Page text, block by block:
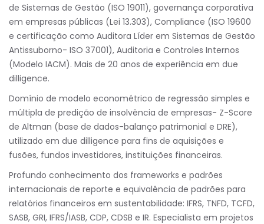
de Sistemas de Gestão (ISO 19011), governança corporativa
em empresas públicas (Lei 13.303), Compliance (ISO 19600
e certificação como Auditora Líder em Sistemas de Gestão
Antissuborno- ISO 37001), Auditoria e Controles Internos
(Modelo IACM). Mais de 20 anos de experiência em due
dilligence.
Domínio de modelo econométrico de regressão simples e
múltipla de predição de insolvência de empresas- Z-Score
de Altman (base de dados-balanço patrimonial e DRE),
utilizado em due dilligence para fins de aquisições e
fusões, fundos investidores, instituições financeiras.
Profundo conhecimento dos frameworks e padrões
internacionais de reporte e equivalência de padrões para
relatórios financeiros em sustentabilidade: IFRS, TNFD, TCFD,
SASB, GRI, IFRS/IASB, CDP, CDSB e IR. Especialista em projetos